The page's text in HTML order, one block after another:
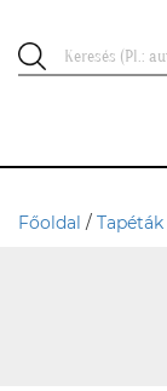
Főoldal / Tapéták